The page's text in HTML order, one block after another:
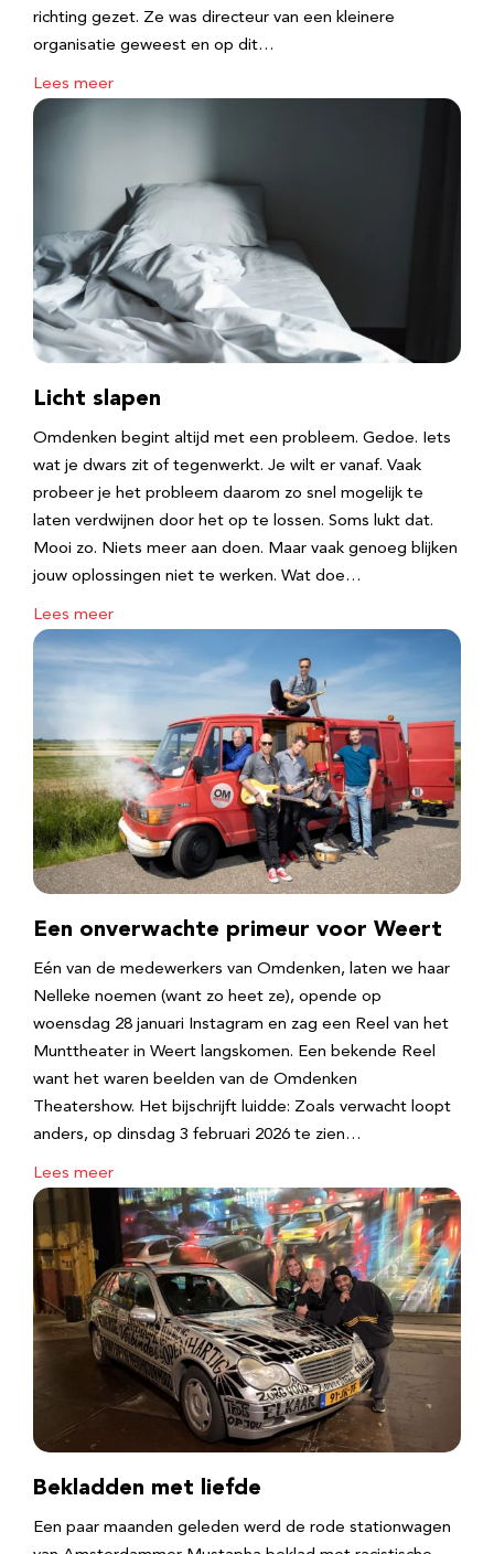
richting gezet. Ze was directeur van een kleinere
organisatie geweest en op dit…
Lees meer
Licht slapen
Omdenken begint altijd met een probleem. Gedoe. Iets
wat je dwars zit of tegenwerkt. Je wilt er vanaf. Vaak
probeer je het probleem daarom zo snel mogelijk te
laten verdwijnen door het op te lossen. Soms lukt dat.
Mooi zo. Niets meer aan doen. Maar vaak genoeg blijken
jouw oplossingen niet te werken. Wat doe…
Lees meer
Een onverwachte primeur voor Weert
Eén van de medewerkers van Omdenken, laten we haar
Nelleke noemen (want zo heet ze), opende op
woensdag 28 januari Instagram en zag een Reel van het
Munttheater in Weert langskomen. Een bekende Reel
want het waren beelden van de Omdenken
Theatershow. Het bijschrijft luidde: Zoals verwacht loopt
anders, op dinsdag 3 februari 2026 te zien…
Lees meer
Bekladden met liefde
Een paar maanden geleden werd de rode stationwagen